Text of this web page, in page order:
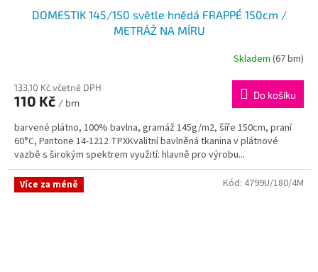
DOMESTIK 145/150 světle hnědá FRAPPÉ 150cm /
METRÁŽ NA MÍRU
Skladem (67 bm)
133,10 Kč včetně DPH
110 Kč / bm
Do košíku
barvené plátno, 100% bavlna, gramáž 145g/m2, šíře 150cm, praní
60°C, Pantone 14-1212 TPXKvalitní bavlněná tkanina v plátnové
vazbě s širokým spektrem využití: hlavně pro výrobu...
Více za méně Kód: 4799U/180/4M